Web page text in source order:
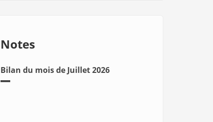
Notes
Bilan du mois de Juillet 2026